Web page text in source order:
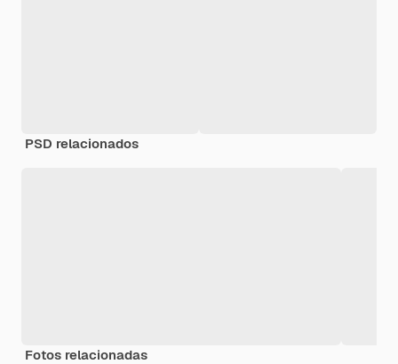
PSD relacionados
Fotos relacionadas